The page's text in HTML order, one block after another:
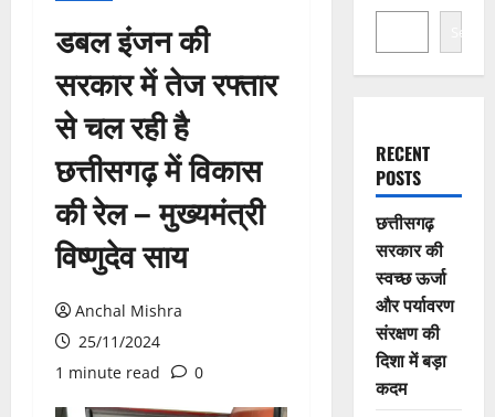
डबल इंजन की
सरकार में तेज रफ्तार
से चल रही है
छत्तीसगढ़ में विकास
की रेल – मुख्यमंत्री
विष्णुदेव साय
Anchal Mishra
25/11/2024
1 minute read
0
Search
RECENT
POSTS
छत्तीसगढ़
सरकार की
स्वच्छ ऊर्जा
और पर्यावरण
संरक्षण की
दिशा में बड़ा
कदम